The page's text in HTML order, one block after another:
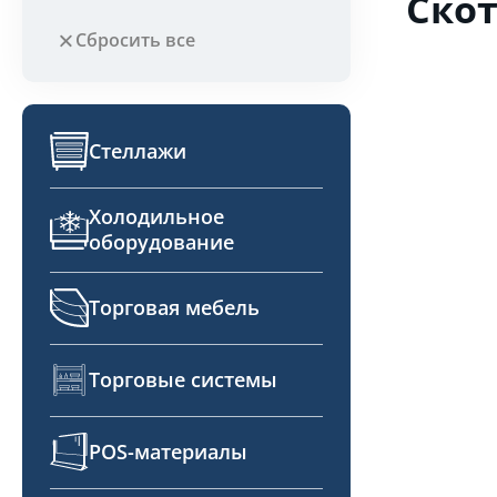
Сбросить все
Стеллажи
Холодильное
оборудование
Торговая мебель
Торговые системы
POS-материалы